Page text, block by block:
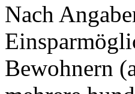
Nach
Bewohnern